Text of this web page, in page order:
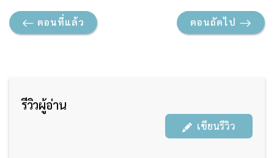
ตอนที่แล้ว ตอนถัดไป
รีวิวผู้อ่าน
เขียนรีวิว